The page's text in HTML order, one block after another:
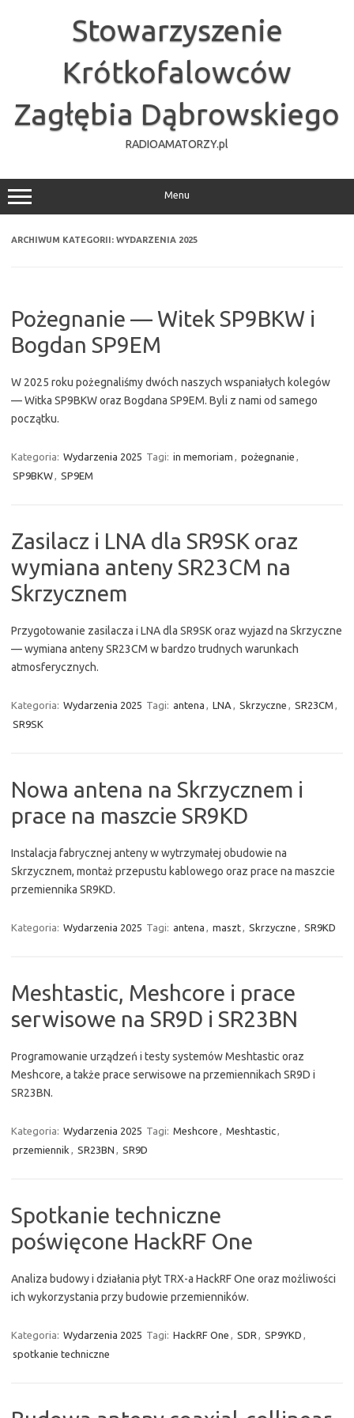
Stowarzyszenie
Krótkofalowców
Zagłębia Dąbrowskiego
RADIOAMATORZY.pl
Menu
ARCHIWUM KATEGORII: WYDARZENIA 2025
Pożegnanie — Witek SP9BKW i
Bogdan SP9EM
W 2025 roku pożegnaliśmy dwóch naszych wspaniałych kolegów
— Witka SP9BKW oraz Bogdana SP9EM. Byli z nami od samego
początku.
Kategoria: Wydarzenia 2025 Tagi: in memoriam , pożegnanie ,
SP9BKW, SP9EM
Zasilacz i LNA dla SR9SK oraz
wymiana anteny SR23CM na
Skrzycznem
Przygotowanie zasilacza i LNA dla SR9SK oraz wyjazd na Skrzyczne
— wymiana anteny SR23CM w bardzo trudnych warunkach
atmosferycznych.
Kategoria: Wydarzenia 2025 Tagi: antena , LNA , Skrzyczne , SR23CM ,
SR9SK
Nowa antena na Skrzycznem i
prace na maszcie SR9KD
Instalacja fabrycznej anteny w wytrzymałej obudowie na
Skrzycznem, montaż przepustu kablowego oraz prace na maszcie
przemiennika SR9KD.
Kategoria: Wydarzenia 2025 Tagi: antena , maszt, Skrzyczne , SR9KD
Meshtastic, Meshcore i prace
serwisowe na SR9D i SR23BN
Programowanie urządzeń i testy systemów Meshtastic oraz
Meshcore, a także prace serwisowe na przemiennikach SR9D i
SR23BN.
Kategoria: Wydarzenia 2025 Tagi: Meshcore , Meshtastic,
przemiennik , SR23BN , SR9D
Spotkanie techniczne
poświęcone HackRF One
Analiza budowy i działania płyt TRX-a HackRF One oraz możliwości
ich wykorzystania przy budowie przemienników.
Kategoria: Wydarzenia 2025 Tagi: HackRF One , SDR , SP9YKD ,
spotkanie techniczne